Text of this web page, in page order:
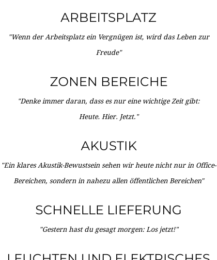
ARBEITSPLATZ
"Wenn der Arbeitsplatz ein Vergnügen ist, wird das Leben zur
Freude"
ZONEN BEREICHE
"Denke immer daran, dass es nur eine wichtige Zeit gibt:
Heute. Hier. Jetzt."
AKUSTIK
"Ein klares Akustik-Bewustsein sehen wir heute nicht nur in Office-
Bereichen, sondern in nahezu allen öffentlichen Bereichen"
SCHNELLE LIEFERUNG
"Gestern hast du gesagt morgen: Los jetzt!"